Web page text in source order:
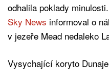
odhalila poklady
Sky News informoval o
v jezeře Mead nedaleko
Vysychající koryto